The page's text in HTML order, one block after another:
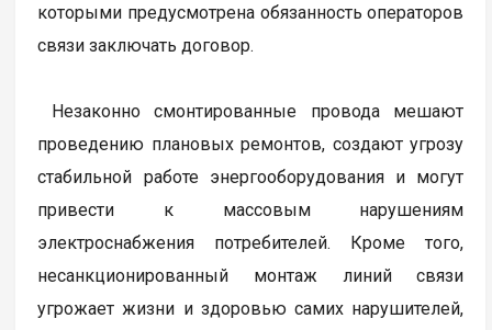
которыми предусмотрена обязанность операторов
связи заключать договор.
Незаконно смонтированные провода мешают
проведению плановых ремонтов, создают угрозу
стабильной работе энергооборудования и могут
привести к массовым нарушениям
электроснабжения потребителей. Кроме того,
несанкционированный монтаж линий связи
угрожает жизни и здоровью самих нарушителей,